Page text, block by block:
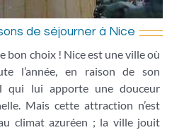
de séjourner à Nice
bon choix ! Nice est une ville où
l’année, en raison de son
qui lui apporte une douceur
Mais cette attraction n’est
climat azuréen ; la ville jouit